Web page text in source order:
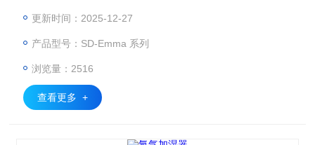
更新时间：2025-12-27
产品型号：SD-Emma 系列
浏览量：2516
查看更多 +